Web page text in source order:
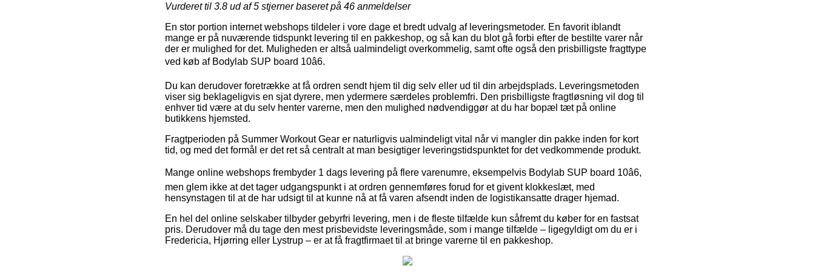
Vurderet til 3.8 ud af 5 stjerner baseret på 46 anmeldelser
En stor portion internet webshops tildeler i vore dage et bredt udvalg af leveringsmetoder. En favorit iblandt
mange er på nuværende tidspunkt levering til en pakkeshop, og så kan du blot gå forbi efter de bestilte varer når
der er mulighed for det. Muligheden er altså ualmindeligt overkommelig, samt ofte også den prisbilligste fragttype
ved køb af Bodylab SUP board 10â6.
Du kan derudover foretrække at få ordren sendt hjem til dig selv eller ud til din arbejdsplads. Leveringsmetoden
viser sig beklageligvis en sjat dyrere, men ydermere særdeles problemfri. Den prisbilligste fragtløsning vil dog til
enhver tid være at du selv henter varerne, men den mulighed nødvendiggør at du har bopæl tæt på online
butikkens hjemsted.
Fragtperioden på Summer Workout Gear er naturligvis ualmindeligt vital når vi mangler din pakke inden for kort
tid, og med det formål er det ret så centralt at man besigtiger leveringstidspunktet for det vedkommende produkt.
Mange online webshops frembyder 1 dags levering på flere varenumre, eksempelvis Bodylab SUP board 10â6,
men glem ikke at det tager udgangspunkt i at ordren gennemføres forud for et givent klokkeslæt, med
hensynstagen til at de har udsigt til at kunne nå at få varen afsendt inden de logistikansatte drager hjemad.
En hel del online selskaber tilbyder gebyrfri levering, men i de fleste tilfælde kun såfremt du køber for en fastsat
pris. Derudover må du tage den mest prisbevidste leveringsmåde, som i mange tilfælde – ligegyldigt om du er i
Fredericia, Hjørring eller Lystrup – er at få fragtfirmaet til at bringe varerne til en pakkeshop.